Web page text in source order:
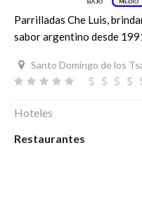
Parrilladas Che Luis,
sabor argentino desde
Santo Domingo de los
Hoteles
Restaurantes